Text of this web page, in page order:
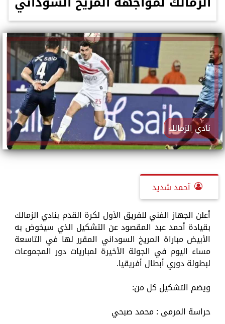
نادي الزمالك
آحمد شديد
أعلن الجهاز الفني للفريق الأول لكرة القدم بنادي الزمالك
بقيادة أحمد عبد المقصود عن التشكيل الذي سيخوض به
الأبيض مباراة المريخ السوداني المقرر لها في التاسعة
مساء اليوم في الجولة الأخيرة لمباريات دور المجموعات
لبطولة دوري أبطال أفريقيا.
ويضم التشكيل كل من:
حراسة المرمى : محمد صبحي